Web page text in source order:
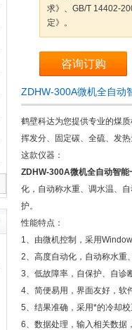
求》、GB/T 14402-
定》。
咨询订购
ZDHW-300A微机全自动
鹤壁科达为您提供专业的煤
挥发分、固定碳、全硫、发
这款仪器：
ZDHW-300A微机全自动智能
化，自动称水重、调水温、
护。
性能特点：
1、由微机控制，采用
2、高度自动化，自动称水重
3、低故障率，自保护、自诊
4、简便易用，界面友好，软
5、结果准确，采用*的冷却
6、数据处理，输入相关数据